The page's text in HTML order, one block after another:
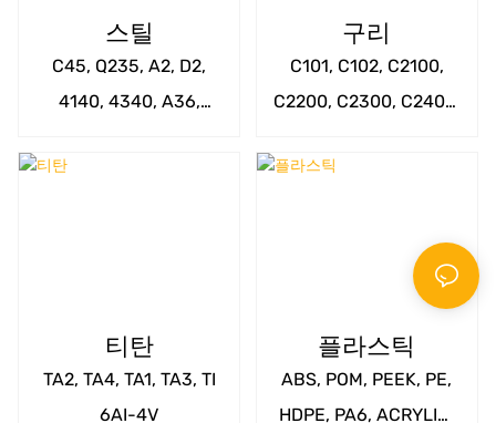
스틸
C45, Q235, A2, D2,
4140, 4340, A36,
1045, 4130, 4150,
구리
C101, C102, C2100,
C2200, C2300, C2400,
C3560, C2800, C2801,
티탄
TA2, TA4, TA1, TA3, TI
6AI-4V
플라스틱
ABS, POM, PEEK, PE,
HDPE, PA6, ACRYLIC,